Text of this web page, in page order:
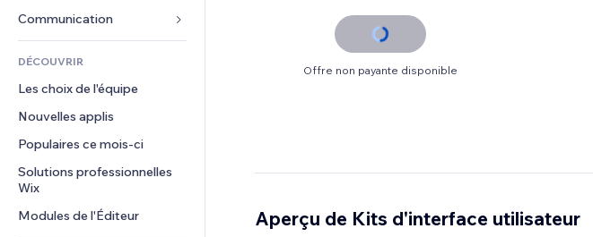
Classement de sites
E-mail
Comptabilité
Coupons et fidélisation
Solutions d'entreposage
Financement participatif
Alimentation et boissons
Restaurants
Immobilier
Réservations
Musique
Podcasts
Photographie
Vidéo
PDF
Partage de fichiers
Actualités
Services de contenu
Effets de texte
Cartes et navigation
Confidentialité
Horloge
Modèles de pages
Effets sur images
Boutons et menus
Bannières et badges
Calculateurs
Rechercher
Formulaires
Sondages
Chat
Commentaires
Téléphone
Communauté
Avis et commentaires
DÉCOUVRIR
Les choix de l'équipe
Nouvelles applis
Populaires ce mois‑ci
Solutions professionnelles
Wix
Modules de l'Éditeur
Offre non payante disponible
Aperçu de Kits d'interface utilisateur